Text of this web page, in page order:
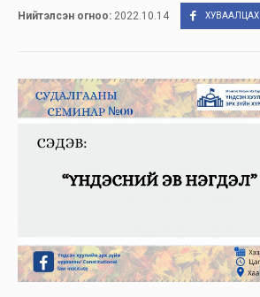
Нийтэлсэн огноо: 2022.10.14 ХУВААЛЦАХ